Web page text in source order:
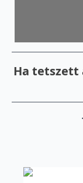
Ha tetszett